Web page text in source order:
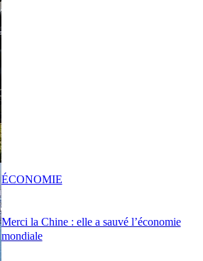
Merci la Chine : elle a sauvé l’économie
mondiale
ÉCONOMIE